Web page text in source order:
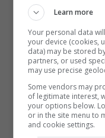
A proposito: se
troppo alte e il
l’esercizio fisico
seralie evita
Niente
Learn more
Your personal data
your device (cookies,
data) may be stored
partners, or used
may use precise
Some vendors may
of legitimate interest,
your options below.
or in the site menu to
and cookie settings.